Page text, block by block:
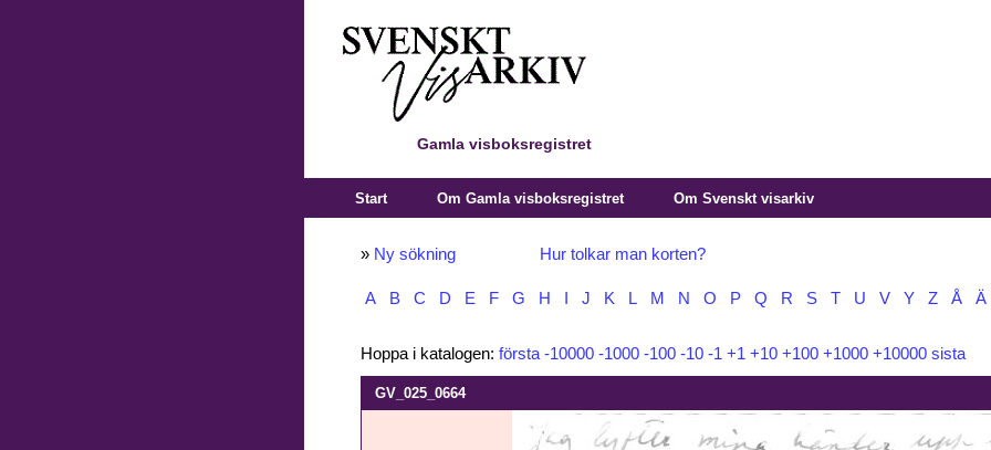
Gamla visboksregistret
Start Om Gamla visboksregistret Om Svenskt visarkiv
» Ny sökning Hur tolkar man korten?
A B C D E F G H J K L M N O P Q R S T U V Y Z Å Ä
Hoppa i katalogen: första -10000 -1000 -100 -10 -1 +1 +10 +100 +1000 +10000 sista
GV_025_0664